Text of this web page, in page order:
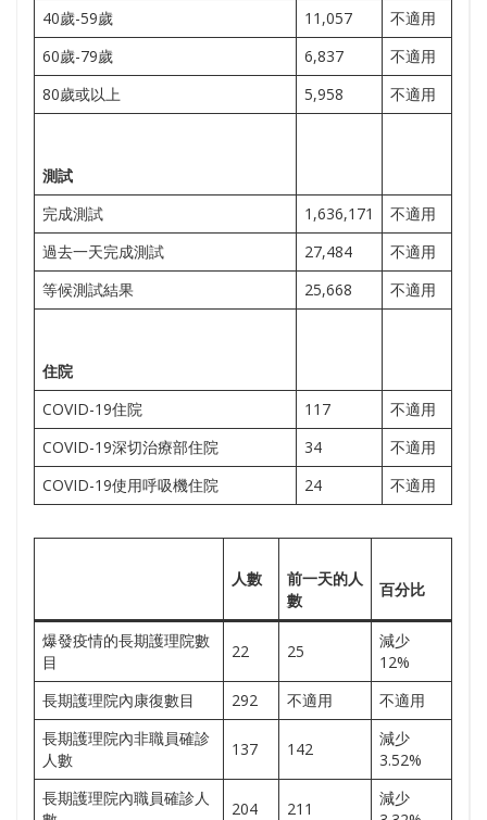
40歲-59歲
11,057
不適用
60歲-79歲
6,837
不適用
80歲或以上
5,958 不適用
測試
完成測試
1,636,171
不適用
過去一天完成測試
27,484
不適用
等候測試結果
25,668 不適用
住院
COVID-19住院
117
不適用
COVID-19深切治療部住院
34
不適用
COVID-19使用呼吸機住院
24 不適用
人數 前一天的人
數
百分比
爆發疫情的長期護理院數
目
22 25
減少
12%
長期護理院內康復數目
292 不適用
不適用
長期護理院內非職員確診
人數
137 142
減少
3.52%
長期護理院內職員確診人
204 211
減少